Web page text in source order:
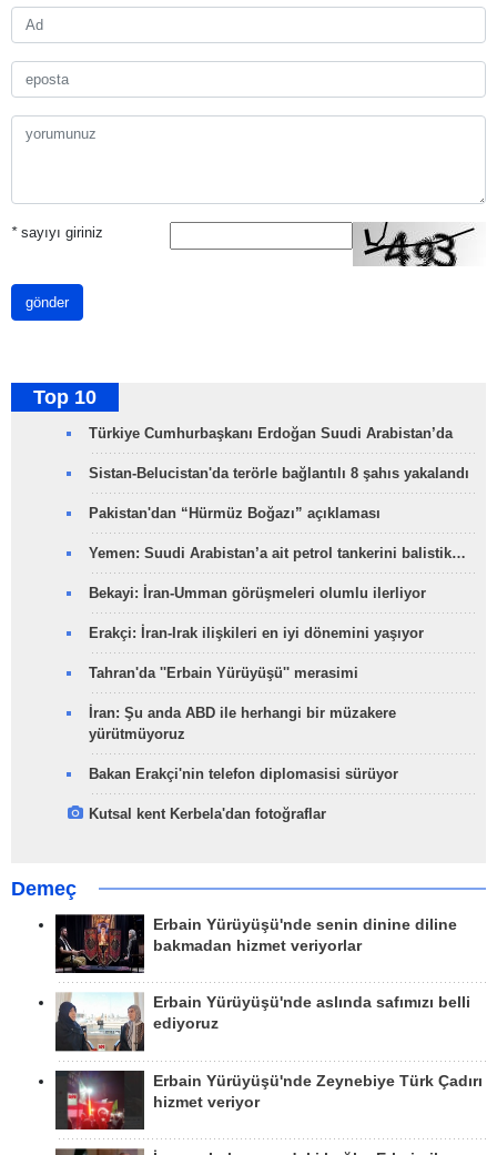
*sayıyı giriniz
gönder
Top 10
Türkiye Cumhurbaşkanı Erdoğan Suudi Arabistan’da
Sistan-Belucistan'da terörle bağlantılı 8 şahıs yakalandı
Pakistan'dan “Hürmüz Boğazı” açıklaması
Yemen: Suudi Arabistan’a ait petrol tankerini balistik…
Bekayi: İran-Umman görüşmeleri olumlu ilerliyor
Erakçi: İran-Irak ilişkileri en iyi dönemini yaşıyor
Tahran'da ''Erbain Yürüyüşü'' merasimi
İran: Şu anda ABD ile herhangi bir müzakere
yürütmüyoruz
Bakan Erakçi'nin telefon diplomasisi sürüyor
Kutsal kent Kerbela'dan fotoğraflar
Demeç
Erbain Yürüyüşü'nde senin dinine diline
bakmadan hizmet veriyorlar
Erbain Yürüyüşü'nde aslında safımızı belli
ediyoruz
Erbain Yürüyüşü'nde Zeynebiye Türk Çadırı
hizmet veriyor